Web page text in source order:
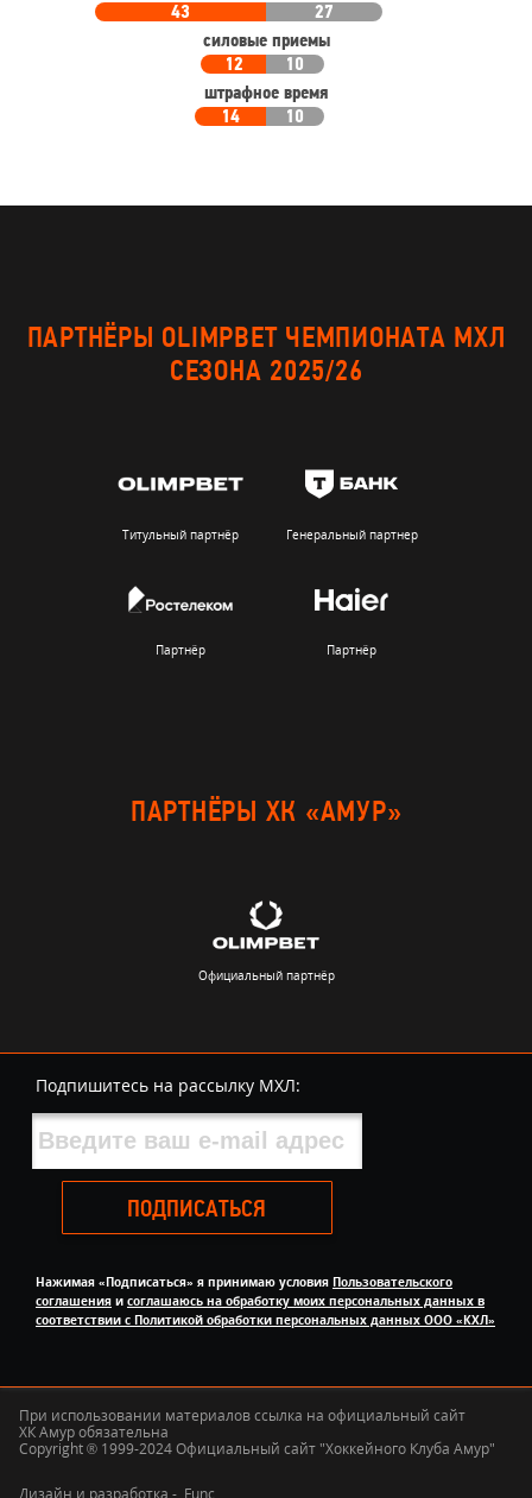
43
27
силовые приемы
12
10
штрафное время
14
10
ПАРТНЁРЫ OLIMPBET ЧЕМПИОНАТА МХЛ
СЕЗОНА 2025/26
Титульный партнёр Генеральный партнер
Партнёр Партнёр
ПАРТНЁРЫ ХК «АМУР»
Официальный партнёр
Подпишитесь на рассылку МХЛ:
ПОДПИСАТЬСЯ
Нажимая «Подписаться» я принимаю условия Пользовательского
соглашения и соглашаюсь на обработку моих персональных данных в
соответствии с Политикой обработки персональных данных ООО «КХЛ»
При использовании материалов ссылка на официальный сайт
ХК Амур обязательна
Copyright ® 1999-2024 Официальный сайт "Хоккейного Клуба Амур"
Дизайн и разработка - Func.